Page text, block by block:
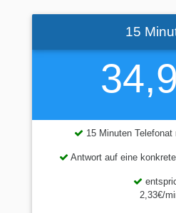
15
15 Minuten
Antwort auf eine
2,33€/